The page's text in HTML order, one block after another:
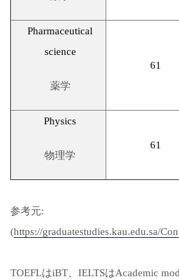
Pharmaceutical
science
薬学
61
Physics
物理学
61
参考元:
(https://graduatestudies.kau.edu.sa/
TOEFLはiBT、IELTSはAcademic